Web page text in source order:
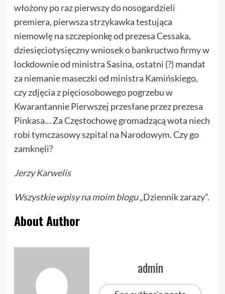
włożony po raz pierwszy do nosogardzieli
premiera, pierwsza strzykawka testująca
niemowlę na szczepionkę od prezesa Cessaka,
dziesięciotysięczny wniosek o bankructwo firmy w
lockdownie od ministra Sasina, ostatni (?) mandat
za niemanie maseczki od ministra Kamińskiego,
czy zdjęcia z pięciosobowego pogrzebu w
Kwarantannie Pierwszej przesłane przez prezesa
Pinkasa… Za Częstochowę gromadzącą wota niech
robi tymczasowy szpital na Narodowym. Czy go
zamknęli?
Jerzy Karwelis
Wszystkie wpisy namoim blogu„Dziennik zarazy”.
About Author
admin